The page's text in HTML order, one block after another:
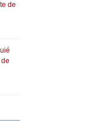
de